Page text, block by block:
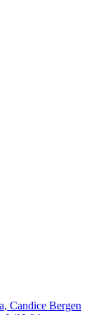
Candice Bergen